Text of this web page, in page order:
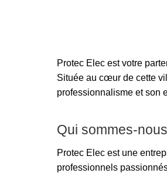
Protec Elec est votre
Située au cœur de cette
professionnalisme et son
Qui sommes-
Protec Elec est une
professionnels